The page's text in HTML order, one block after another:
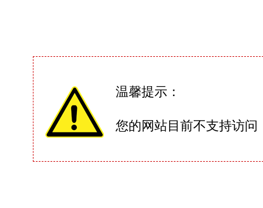
温馨提示：
您的网站目前不支持访